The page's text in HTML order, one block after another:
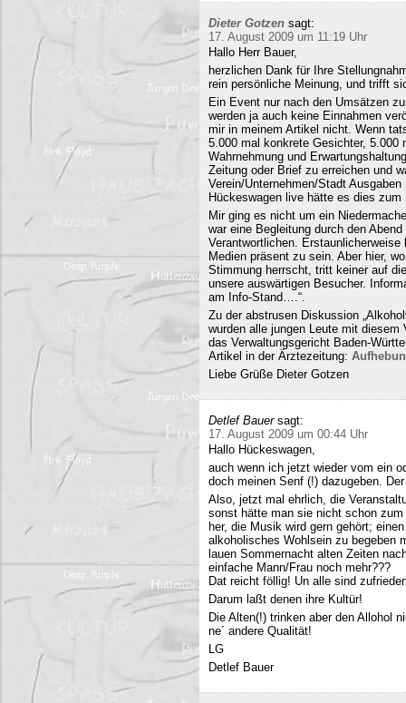
Dieter Gotzen sagt:
17. August 2009 um 11:19 Uhr
Hallo Herr Bauer,
herzlichen Dank für Ihre
rein persönliche Meinung, und trifft
Ein Event nur nach den Umsätzen
werden ja auch keine Einnahmen
mir in meinem Artikel nicht. Wenn
5.000 mal konkrete Gesichter, 5.000
Wahrnehmung und
Zeitung oder Brief zu erreichen und
Verein/Unternehmen/Stadt
Hückeswagen live hätte es dies zum
Mir ging es nicht um ein
war eine Begleitung durch den
Verantwortlichen.
Medien präsent zu sein. Aber hier,
Stimmung herrscht, tritt keiner auf
unsere auswärtigen Besucher.
am Info-Stand….“.
Zu der abstrusen Diskussion
wurden alle jungen Leute mit
das Verwaltungsgericht Baden-
Artikel in der Ärztezeitung:
Liebe Grüße Dieter Gotzen
Detlef Bauer sagt:
17. August 2009 um 00:44 Uhr
Hallo Hückeswagen,
auch wenn ich jetzt wieder vom ein
doch meinen Senf (!) dazugeben.
Also, jetzt mal ehrlich, die
sonst hätte man sie nicht schon
her, die Musik wird gern gehört;
alkoholisches Wohlsein zu begeben
lauen Sommernacht alten Zeiten
einfache Mann/Frau noch mehr???
Dat reicht föllig! Un alle sind
Darum laßt denen ihre Kultür!
Die Alten(!) trinken aber den Allohol
ne´ andere Qualität!
LG
Detlef Bauer